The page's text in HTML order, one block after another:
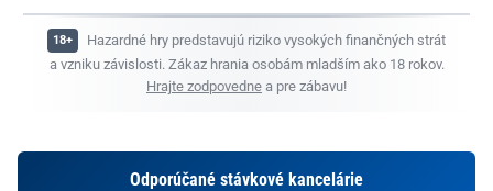
Hazardné hry predstavujú riziko vysokých finančných strát
a vzniku závislosti. Zákaz hrania osobám mladším ako 18 rokov.
Hrajte zodpovedne a pre zábavu!
Odporúčané stávkové kancelárie